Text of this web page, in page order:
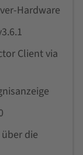
Hardware
Client via
die